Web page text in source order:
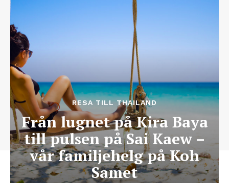
RESA TILL THAILAND
Från lugnet på Kira Baya
till pulsen på Sai Kaew –
vår familjehelg på Koh
Samet